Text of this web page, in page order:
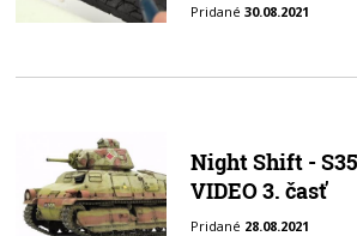
Pridané30.08.2021
Night Shift -
VIDEO 3. časť
Pridané 28.08.2021